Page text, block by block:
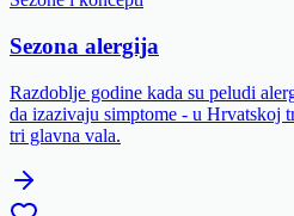
Sezona alergija
Razdoblje godine kada su peludi
da izazivaju simptome - u Hrvatskoj
tri glavna vala.